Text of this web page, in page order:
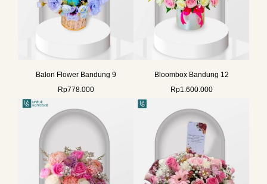
Balon Flower Bandung 9
Rp778.000
Bloombox Bandung 12
Rp1.600.000